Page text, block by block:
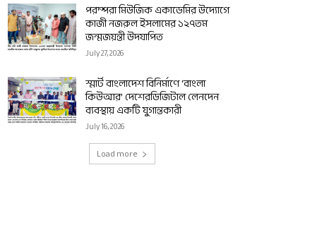
পরম্পরা মিউজিক একাডেমির উদ্যোগে
কাজী নজরুল ইসলামের ১২৭তম
জন্মজয়ন্তী উদযাপিত
July 27, 2026
স্মার্ট বাংলাদেশ বিনির্মাণে ‘বাংলা
কিউআর’ দেশেরডিজিটাল লেনদেন
ব্যবস্থায় একটি যুগান্তকারী
July 16, 2026
Load more